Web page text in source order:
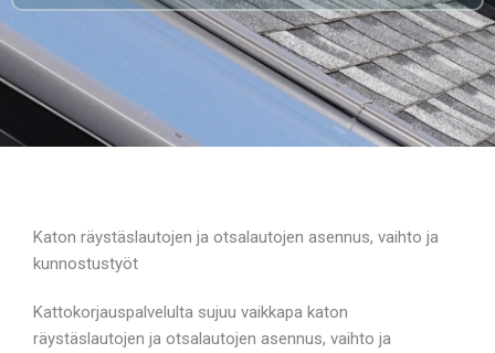
Katon räystäslautojen ja otsalautojen asennus, vaihto ja
kunnostustyöt
Kattokorjauspalvelulta sujuu vaikkapa katon
räystäslautojen ja otsalautojen asennus, vaihto ja